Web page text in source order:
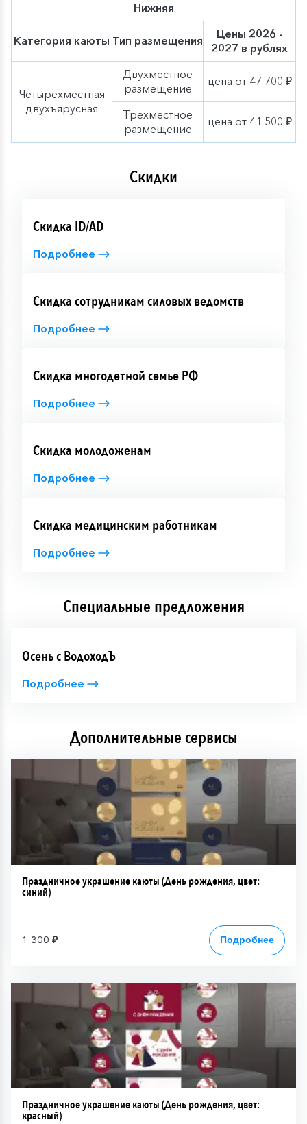
Нижняя
Категория каюты Тип размещения
Цены 2026 -
2027 в рублях
Четырехместная
двухъярусная
Двухместное
размещение
цена от 47 700 ₽
Трехместное
размещение
цена от 41 500 ₽
Скидки
Скидка ID/AD
Подробнее
Скидка сотрудникам силовых ведомств
Подробнее
Скидка многодетной семье РФ
Подробнее
Скидка молодоженам
Подробнее
Скидка медицинским работникам
Подробнее
Специальные предложения
Осень с ВодоходЪ
Подробнее
Дополнительные сервисы
Праздничное украшение каюты (День рождения, цвет:
синий)
1 300 ₽ Подробнее
Праздничное украшение каюты (День рождения, цвет:
красный)